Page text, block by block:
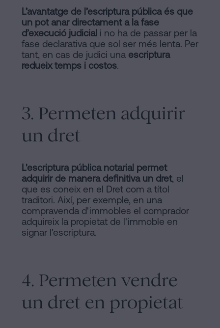
L’avantatge de l’escriptura pública és que
un pot anar directament a la fase
d’execució judicial i no ha de passar per la
fase declarativa que sol ser més lenta. Per
tant, en cas de judici una escriptura
redueix temps i costos.
3. Permeten adquirir
un dret
L'escriptura pública notarial permet
adquirir de manera definitiva un dret, el
que es coneix en el Dret com a títol
traditori. Així, per exemple, en una
compravenda d'immobles el comprador
adquireix la propietat de l'immoble en
signar l'escriptura.
4. Permeten vendre
un dret en propietat